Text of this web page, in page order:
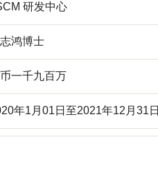
研发中心
鸿博士
一千九百万
年1月01日至2021年12月31日